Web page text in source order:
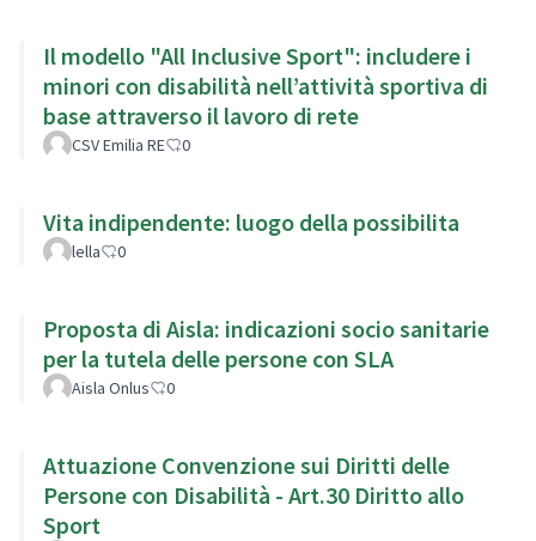
Il modello "All Inclusive Sport": includere i
minori con disabilità nell’attività sportiva di
base attraverso il lavoro di rete
CSV Emilia RE 0
Vita indipendente: luogo della possibilita
lella 0
Proposta di Aisla: indicazioni socio sanitarie
per la tutela delle persone con SLA
Aisla Onlus 0
Attuazione Convenzione sui Diritti delle
Persone con Disabilità - Art.30 Diritto allo
Sport